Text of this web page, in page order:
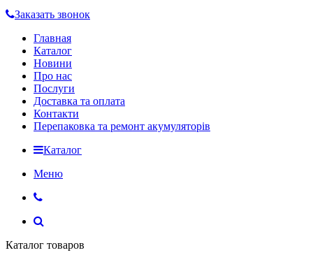
Заказать звонок
Главная
Каталог
Новини
Про нас
Послуги
Доставка та оплата
Контакти
Перепаковка та ремонт акумуляторів
Каталог
Меню
Каталог товаров